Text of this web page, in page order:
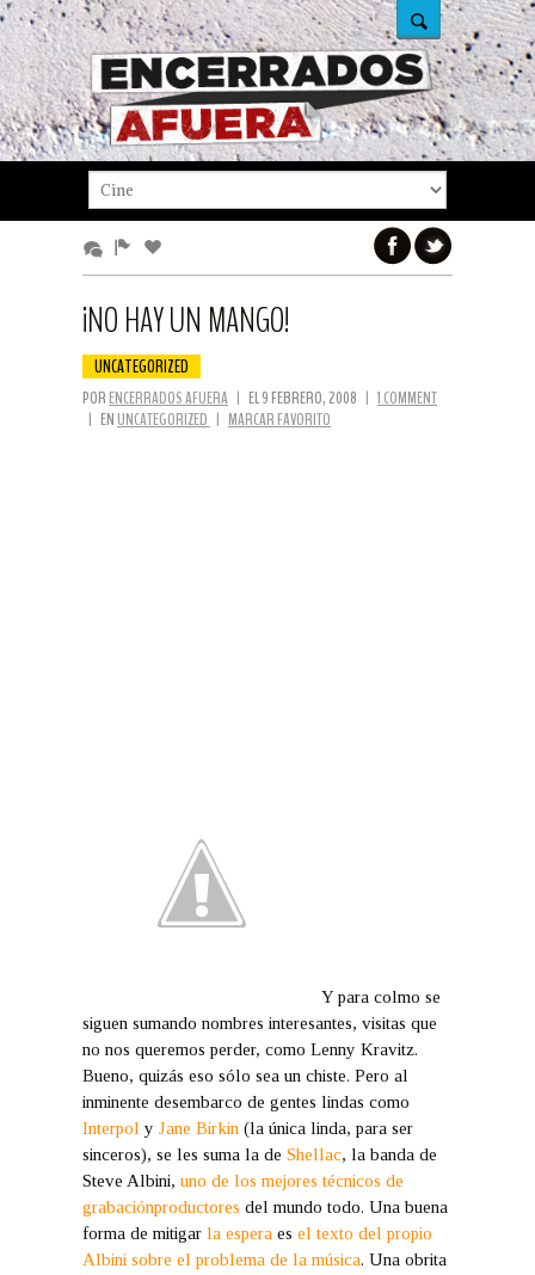
¡NO HAY UN MANGO!
UNCATEGORIZED
POR ENCERRADOS AFUERA | EL 9 FEBRERO, 2008 | 1 COMMENT
| EN UNCATEGORIZED | MARCAR FAVORITO
Y para colmo se
siguen sumando nombres interesantes, visitas que
no nos queremos perder, como Lenny Kravitz.
Bueno, quizás eso sólo sea un chiste. Pero al
inminente desembarco de gentes lindas como
Interpol y Jane Birkin (la única linda, para ser
sinceros), se les suma la de Shellac, la banda de
Steve Albini, uno de los mejores técnicos de
grabaciónproductores del mundo todo. Una buena
forma de mitigar la espera es el texto del propio
Albini sobre el problema de la música. Una obrita